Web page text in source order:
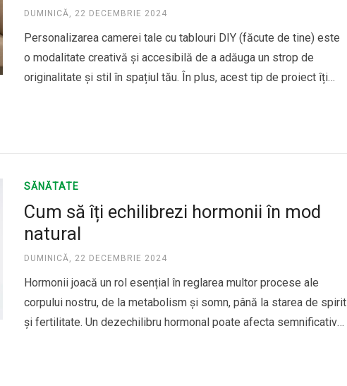
DUMINICĂ, 22 DECEMBRIE 2024
Personalizarea camerei tale cu tablouri DIY (făcute de tine) este
o modalitate creativă și accesibilă de a adăuga un strop de
originalitate și stil în spațiul tău. În plus, acest tip de proiect îți
SĂNĂTATE
Cum să îți echilibrezi hormonii în mod
natural
DUMINICĂ, 22 DECEMBRIE 2024
Hormonii joacă un rol esențial în reglarea multor procese ale
corpului nostru, de la metabolism și somn, până la starea de spirit
și fertilitate. Un dezechilibru hormonal poate afecta semnificativ